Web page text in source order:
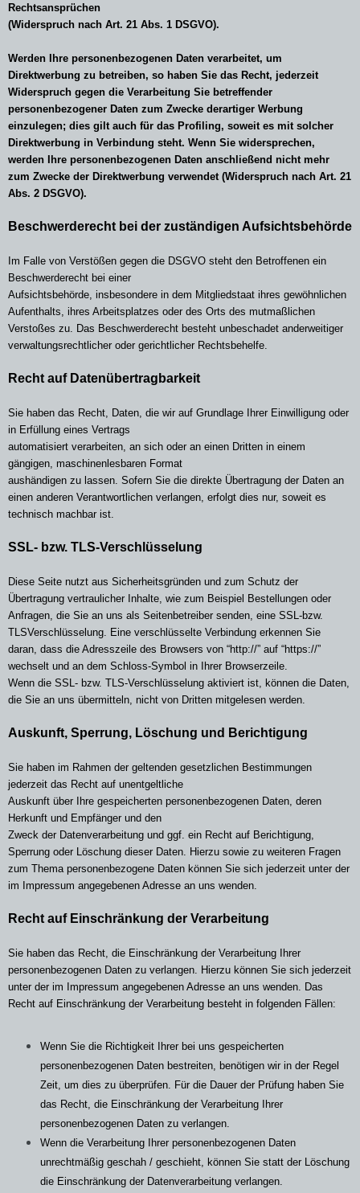
Rechtsansprüchen
(Widerspruch nach Art. 21 Abs. 1 DSGVO).
Werden Ihre personenbezogenen Daten verarbeitet, um
Direktwerbung zu betreiben, so haben Sie das Recht, jederzeit
Widerspruch gegen die Verarbeitung Sie betreffender
personenbezogener Daten zum Zwecke derartiger Werbung
einzulegen; dies gilt auch für das Profiling, soweit es mit solcher
Direktwerbung in Verbindung steht. Wenn Sie widersprechen,
werden Ihre personenbezogenen Daten anschließend nicht mehr
zum Zwecke der Direktwerbung verwendet (Widerspruch nach Art. 21
Abs. 2 DSGVO).
Beschwerderecht bei der zuständigen Aufsichtsbehörde
Im Falle von Verstößen gegen die DSGVO steht den Betroffenen ein
Beschwerderecht bei einer
Aufsichtsbehörde, insbesondere in dem Mitgliedstaat ihres gewöhnlichen
Aufenthalts, ihres Arbeitsplatzes oder des Orts des mutmaßlichen
Verstoßes zu. Das Beschwerderecht besteht unbeschadet anderweitiger
verwaltungsrechtlicher oder gerichtlicher Rechtsbehelfe.
Recht auf Datenübertragbarkeit
Sie haben das Recht, Daten, die wir auf Grundlage Ihrer Einwilligung oder
in Erfüllung eines Vertrags
automatisiert verarbeiten, an sich oder an einen Dritten in einem
gängigen, maschinenlesbaren Format
aushändigen zu lassen. Sofern Sie die direkte Übertragung der Daten an
einen anderen Verantwortlichen verlangen, erfolgt dies nur, soweit es
technisch machbar ist.
SSL- bzw. TLS-Verschlüsselung
Diese Seite nutzt aus Sicherheitsgründen und zum Schutz der
Übertragung vertraulicher Inhalte, wie zum Beispiel Bestellungen oder
Anfragen, die Sie an uns als Seitenbetreiber senden, eine SSL-bzw.
TLSVerschlüsselung. Eine verschlüsselte Verbindung erkennen Sie
daran, dass die Adresszeile des Browsers von “http://” auf “https://”
wechselt und an dem Schloss-Symbol in Ihrer Browserzeile.
Wenn die SSL- bzw. TLS-Verschlüsselung aktiviert ist, können die Daten,
die Sie an uns übermitteln, nicht von Dritten mitgelesen werden.
Auskunft, Sperrung, Löschung und Berichtigung
Sie haben im Rahmen der geltenden gesetzlichen Bestimmungen
jederzeit das Recht auf unentgeltliche
Auskunft über Ihre gespeicherten personenbezogenen Daten, deren
Herkunft und Empfänger und den
Zweck der Datenverarbeitung und ggf. ein Recht auf Berichtigung,
Sperrung oder Löschung dieser Daten. Hierzu sowie zu weiteren Fragen
zum Thema personenbezogene Daten können Sie sich jederzeit unter der
im Impressum angegebenen Adresse an uns wenden.
Recht auf Einschränkung der Verarbeitung
Sie haben das Recht, die Einschränkung der Verarbeitung Ihrer
personenbezogenen Daten zu verlangen. Hierzu können Sie sich jederzeit
unter der im Impressum angegebenen Adresse an uns wenden. Das
Recht auf Einschränkung der Verarbeitung besteht in folgenden Fällen:
Wenn Sie die Richtigkeit Ihrer bei uns gespeicherten
personenbezogenen Daten bestreiten, benötigen wir in der Regel
Zeit, um dies zu überprüfen. Für die Dauer der Prüfung haben Sie
das Recht, die Einschränkung der Verarbeitung Ihrer
personenbezogenen Daten zu verlangen.
Wenn die Verarbeitung Ihrer personenbezogenen Daten
unrechtmäßig geschah / geschieht, können Sie statt der Löschung
die Einschränkung der Datenverarbeitung verlangen.